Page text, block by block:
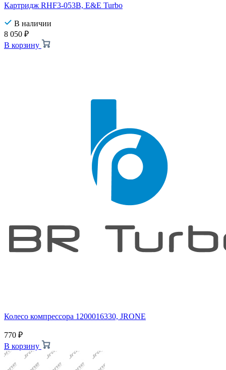
Картридж RHF3-053B, E&E Turbo
В наличии
8 050 ₽
В корзину
Колесо компрессора 1200016330, JRONE
770 ₽
В корзину